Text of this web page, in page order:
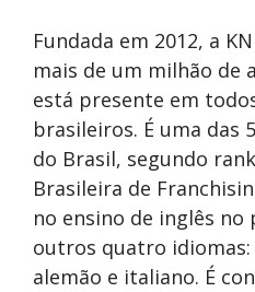
Fundada em 2012, a
mais de um milhão de
está presente em
brasileiros. É uma das
do Brasil, segundo
Brasileira de
no ensino de inglês
outros quatro
alemão e italiano. É